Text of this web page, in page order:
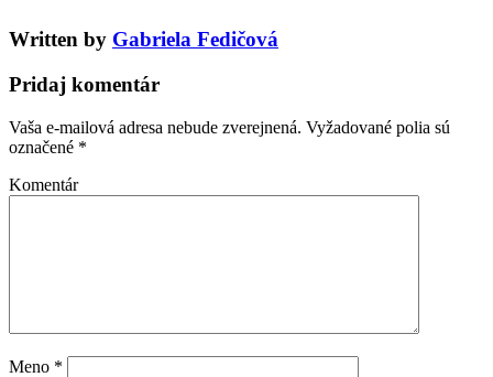
Written by Gabriela Fedičová
Pridaj komentár
Vaša e-mailová adresa nebude zverejnená. Vyžadované polia sú
označené *
Komentár
Meno *